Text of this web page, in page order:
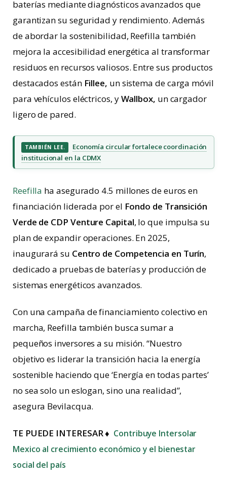
baterías mediante diagnósticos avanzados que
garantizan su seguridad y rendimiento. Además
de abordar la sostenibilidad, Reefilla también
mejora la accesibilidad energética al transformar
residuos en recursos valiosos. Entre sus productos
destacados están Fillee, un sistema de carga móvil
para vehículos eléctricos, yWallbox, un cargador
ligero de pared.
TAMBIÉN LEE.
Economía circular fortalece coordinación
institucional en la CDMX
Reefilla ha asegurado 4.5 millones de euros en
financiación liderada por el Fondo de Transición
Verde de CDP Venture Capital, lo que impulsa su
plan de expandir operaciones. En 2025,
inaugurará su Centro de Competencia en Turín,
dedicado a pruebas de baterías y producción de
sistemas energéticos avanzados.
Con una campaña de financiamiento colectivo en
marcha, Reefilla también busca sumar a
pequeños inversores a su misión. “Nuestro
objetivo es liderar la transición hacia la energía
sostenible haciendo que ‘Energía en todas partes’
no sea solo un eslogan, sino una realidad”,
asegura Bevilacqua.
TE PUEDE INTERESAR ♦ Contribuye Intersolar
Mexico al crecimiento económico y el bienestar
social del país